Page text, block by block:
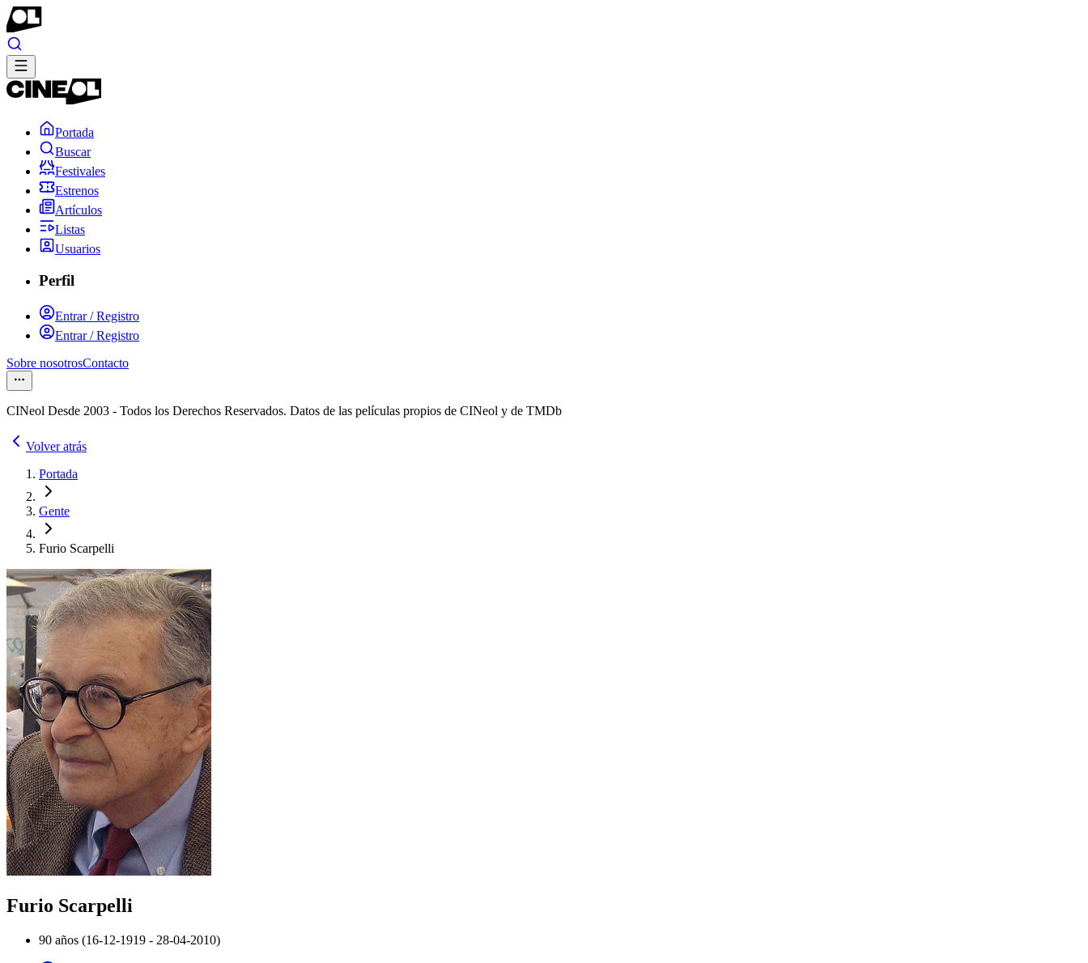
Portada
Buscar
Festivales
Estrenos
Artículos
Listas
Usuarios
Perfil
Entrar / Registro
Entrar / Registro
Sobre nosotrosContacto
CINeol Desde 2003 - Todos los Derechos Reservados. Datos de las películas propios de CINeol y de TMDb
Volver atrás
Portada
Gente
Furio Scarpelli
Furio Scarpelli
90 años (16-12-1919 - 28-04-2010)